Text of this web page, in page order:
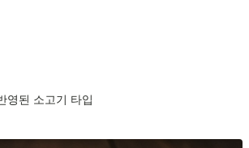
영된 소고기 타입